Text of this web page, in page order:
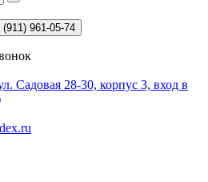
(911) 961-05-74
Садовая 28-30, корпус 3, вход в